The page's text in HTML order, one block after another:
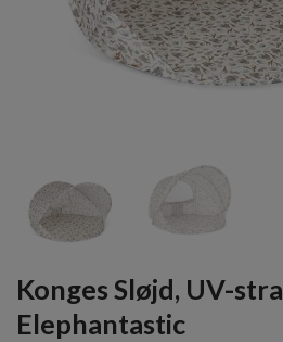
Konges Sløjd, UV-
Elephantastic